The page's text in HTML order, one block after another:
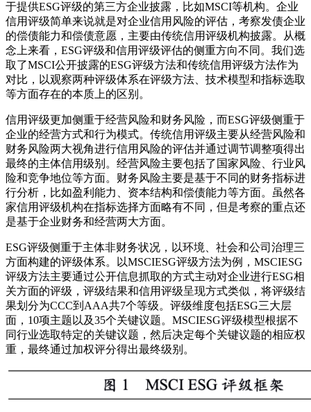
于提供ESG评级的第三方企业披露，比如MSCI等机构。企业
信用评级简单来说就是对企业信用风险的评估，考察发债企业
的偿债能力和偿债意愿，主要由传统信用评级机构披露。从概
念上来看，ESG评级和信用评级评估的侧重方向不同。我们选
取了MSCI公开披露的ESG评级方法和传统信用评级方法作为
对比，以观察两种评级体系在评级方法、技术模型和指标选取
等方面存在的本质上的区别。
信用评级更加侧重于经营风险和财务风险，而ESG评级侧重于
企业的经营方式和行为模式。传统信用评级主要从经营风险和
财务风险两大视角进行信用风险的评估并通过调节调整项得出
最终的主体信用级别。经营风险主要包括了国家风险、行业风
险和竞争地位等方面。财务风险主要是基于不同的财务指标进
行分析，比如盈利能力、资本结构和偿债能力等方面。虽然各
家信用评级机构在指标选择方面略有不同，但是考察的重点还
是基于企业财务和经营两大方面。
ESG评级侧重于主体非财务状况，以环境、社会和公司治理三
方面构建的评级体系。以MSCIESG评级方法为例，MSCIESG
评级方法主要通过公开信息抓取的方式主动对企业进行ESG相
关方面的评级，评级结果和信用评级呈现方式类似，将评级结
果划分为CCC到AAA共7个等级。评级维度包括ESG三大层
面，10项主题以及35个关键议题。MSCIESG评级模型根据不
同行业选取特定的关键议题，然后决定每个关键议题的相应权
重，最终通过加权评分得出最终级别。